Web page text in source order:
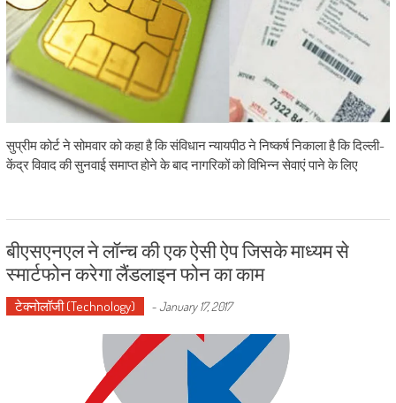
सुप्रीम कोर्ट ने सोमवार को कहा है कि संविधान न्यायपीठ ने निष्कर्ष निकाला है कि दिल्ली-
केंद्र विवाद की सुनवाई समाप्त होने के बाद नागरिकों को विभिन्न सेवाएं पाने के लिए
बीएसएनएल ने लॉन्च की एक ऐसी ऐप जिसके माध्यम से
स्मार्टफोन करेगा लैंडलाइन फोन का काम
टेक्नोलॉजी (Technology) -January 17, 2017